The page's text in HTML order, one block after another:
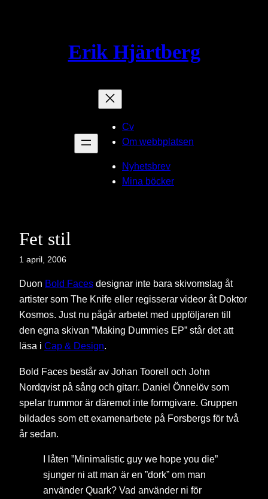
Erik Hjärtberg
Cv
Om webbplatsen
Nyhetsbrev
Mina böcker
Fet stil
1 april, 2006
Duon Bold Faces designar inte bara skivomslag åt
artister som The Knife eller regisserar videor åt Doktor
Kosmos. Just nu pågår arbetet med uppföljaren till
den egna skivan ”Making Dummies EP” står det att
läsa i Cap & Design.
Bold Faces består av Johan Toorell och John
Nordqvist på sång och gitarr. Daniel Önnelöv som
spelar trummor är däremot inte formgivare. Gruppen
bildades som ett examenarbete på Forsbergs för två
år sedan.
I låten ”Minimalistic guy we hope you die”
sjunger ni att man är en ”dork” om man
använder Quark? Vad använder ni för